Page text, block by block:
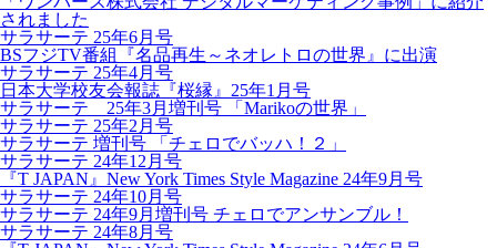
されました
サラサーテ 25年6月号
BSフジTV番組『名品再生～ネオレトロの世界』に出演
サラサーテ 25年4月号
日本大学校友会報誌『桜縁』25年1月号
サラサーテ 25年3月増刊号 「Marikoの世界」
サラサーテ 25年2月号
サラサーテ 増刊号 「チェロでバッハ！２」
サラサーテ 24年12月号
『T JAPAN』New York Times Style Magazine 24年9月号
サラサーテ 24年10月号
サラサーテ 24年9月増刊号 チェロでアンサンブル！
サラサーテ 24年8月号